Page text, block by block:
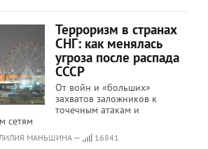
Терроризм в странах
СНГ: как менялась
угроза после распада
СССР
От войн и «больших»
захватов заложников к
точечным атакам и
сетям
ЛИЛИЯ МАНЬШИНА — 16841